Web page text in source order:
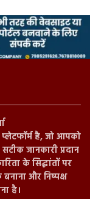
प्लेटफॉर्म है, जो आपको
जानकारी प्रदान
के सिद्धांतों पर
और निष्पक्ष
है।